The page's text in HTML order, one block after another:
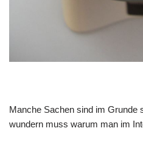
Manche Sachen sind im Grunde
wundern muss warum man im